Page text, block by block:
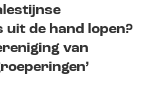
de hand lopen?
van